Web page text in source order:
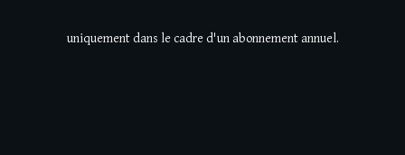
uniquement dans le cadre d'un abonnement annuel.